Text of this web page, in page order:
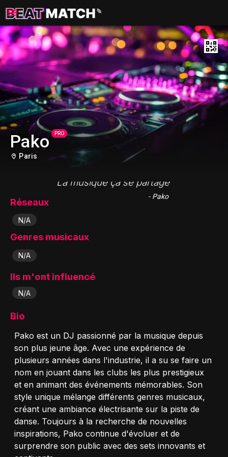
Pako PRO
Paris
"La musique ça se partage "
- Pako
Réseaux
N/A
Genres musicaux
N/A
Ils m'ont influencé
N/A
Bio
Pako est un DJ passionné par la musique depuis
son plus jeune âge. Avec une expérience de
plusieurs années dans l'industrie, il a su se faire un
nom en jouant dans les clubs les plus prestigieux
et en animant des événements mémorables. Son
style unique mélange différents genres musicaux,
créant une ambiance électrisante sur la piste de
danse. Toujours à la recherche de nouvelles
inspirations, Pako continue d'évoluer et de
surprendre son public avec des sets innovants et